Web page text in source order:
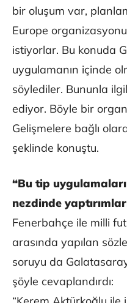
bir oluşum var,
Europe
istiyorlar. Bu konuda
uygulamanın içinde
söylediler. Bununla
ediyor. Böyle bir
Gelişmelere bağlı
şeklinde konuştu.
“Bu tip
nezdinde
Fenerbahçe ile milli
arasında yapılan
soruyu da
şöyle cevaplandırdı: